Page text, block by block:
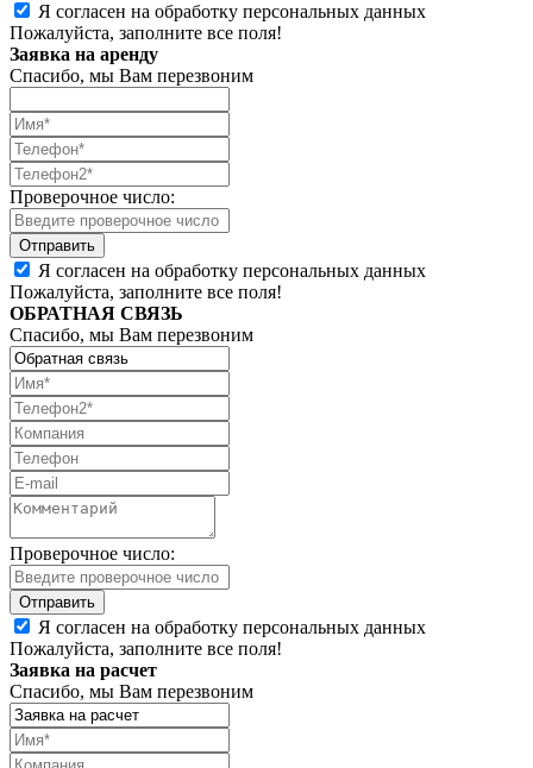
Я согласен на обработку персональных данных
Пожалуйста, заполните все поля!
Заявка на аренду
Спасибо, мы Вам перезвоним
Проверочное число:
Я согласен на обработку персональных данных
Пожалуйста, заполните все поля!
ОБРАТНАЯ СВЯЗЬ
Спасибо, мы Вам перезвоним
Проверочное число:
Я согласен на обработку персональных данных
Пожалуйста, заполните все поля!
Заявка на расчет
Спасибо, мы Вам перезвоним